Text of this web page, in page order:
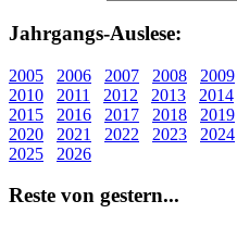
Jahr­gangs-Aus­le­se:
2005 2006 2007 2008
2009
2010
2011 2012 2013
2014
2015
2016 2017 2018
2019
2020
2021 2022 2023
2024
2025
2026
Re­ste von ge­stern...